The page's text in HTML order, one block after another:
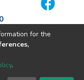
for the
.